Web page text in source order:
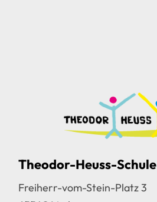
Theodor-Heuss-Schule
Freiherr-vom-Stein-Platz 3